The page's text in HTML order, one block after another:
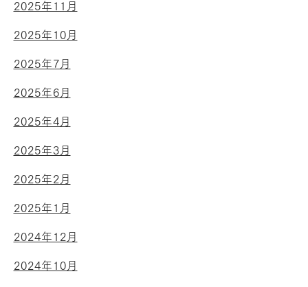
2025年11月
2025年10月
2025年7月
2025年6月
2025年4月
2025年3月
2025年2月
2025年1月
2024年12月
2024年10月